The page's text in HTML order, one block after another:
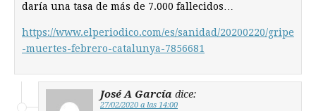
daría una tasa de más de 7.000 fallecidos…
https://www.elperiodico.com/es/sanidad/20200220/gripe
-muertes-febrero-catalunya-7856681
José A García dice:
27/02/2020 a las 14:00